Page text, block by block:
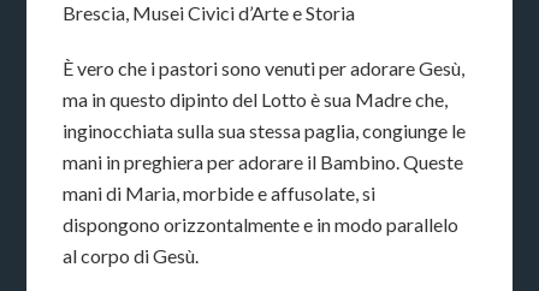
Brescia, Musei Civici d’Arte e Storia
È vero che i pastori sono venuti per adorare Gesù,
ma in questo dipinto del Lotto è sua Madre che,
inginocchiata sulla sua stessa paglia, congiunge le
mani in preghiera per adorare il Bambino. Queste
mani di Maria, morbide e affusolate, si
dispongono orizzontalmente e in modo parallelo
al corpo di Gesù.